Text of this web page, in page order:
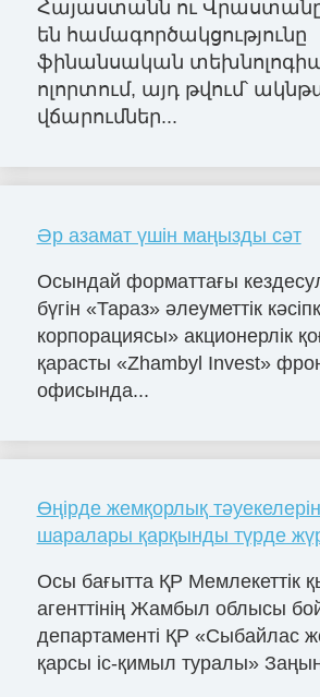
Հայաստանն ու
են համագործակցությունը
ֆինանսական
ոլորտում, այդ թվում՝
վճարումներ...
Әр азамат үшін маңызды сәт
Осындай форматтағы
бүгін «Тараз» әлеуметтік
корпорациясы» акционерлік
қарасты «Zhambyl Invest»
офисында...
Өңірде жемқорлық
шаралары қарқынды түрде
Осы бағытта ҚР Мемлекеттік
агенттінің Жамбыл облысы
департаменті ҚР «Сыбайлас
қарсы іс-қимыл туралы»